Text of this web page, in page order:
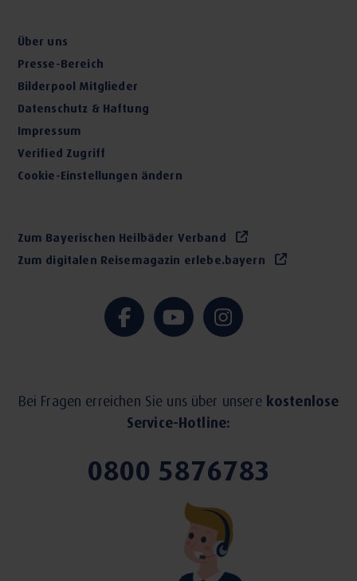
Über uns
Presse-Bereich
Bilderpool Mitglieder
Datenschutz & Haftung
Impressum
Verified Zugriff
Cookie-Einstellungen ändern
Zum Bayerischen Heilbäder Verband
Zum digitalen Reisemagazin erlebe.bayern
Bei Fragen erreichen Sie uns über unsere kostenlose
Service-Hotline:
0800 5876783